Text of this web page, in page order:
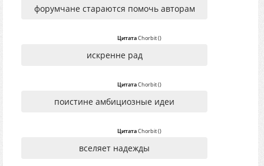
форумчане стараются помочь авторам
ЦитатаChorbit()
искренне рад
ЦитатаChorbit()
поистине амбициозные идеи
ЦитатаChorbit()
вселяет надежды